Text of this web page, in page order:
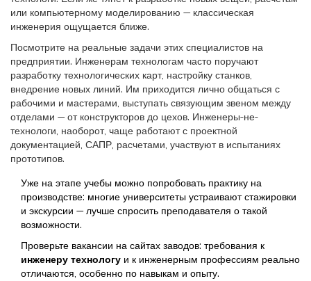
или компьютерному моделированию — классическая
инженерия ощущается ближе.
Посмотрите на реальные задачи этих специалистов на
предприятии. Инженерам технологам часто поручают
разработку технологических карт, настройку станков,
внедрение новых линий. Им приходится лично общаться с
рабочими и мастерами, выступать связующим звеном между
отделами — от конструкторов до цехов. Инженеры-не-
технологи, наоборот, чаще работают с проектной
документацией, САПР, расчетами, участвуют в испытаниях
прототипов.
Уже на этапе учебы можно попробовать практику на
производстве: многие университеты устраивают стажировки
и экскурсии — лучше спросить преподавателя о такой
возможности.
Проверьте вакансии на сайтах заводов: требования к
инженеру технологу и к инженерным профессиям реально
отличаются, особенно по навыкам и опыту.